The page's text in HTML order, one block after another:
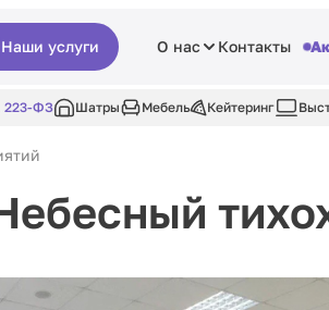
Наши услуги О нас Контакты
223-ФЗ Шатры Мебель Кейтеринг